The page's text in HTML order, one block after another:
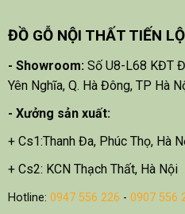
ĐỒ GỖ NỘI THẤT TIẾN
- Showroom: Số U8-L68 KĐT
Yên Nghĩa, Q. Hà Đông, TP Hà
- Xưởng sản xuất:
+ Cs1:Thanh Đa, Phúc Thọ, Hà
+ Cs2: KCN Thạch Thất, Hà Nội
Hotline: 0947 556 226 - 0907 556